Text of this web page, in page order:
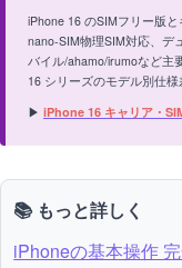
iPhone 16 のSIMフリー版
nano-SIM物理SIM対応、デ
バイル/ahamo/irumoなど主
16 シリーズのモデル別仕様
▶ iPhone 16 キャリア・
📚 もっと詳しく
iPhoneの基本操作